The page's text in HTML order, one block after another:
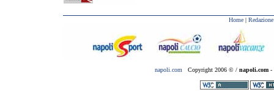
Home| Redazione
napoli.com Copyright 2006 © / napoli.com-